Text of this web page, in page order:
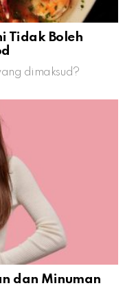
Tidak Boleh
dimaksud?
dan Minuman